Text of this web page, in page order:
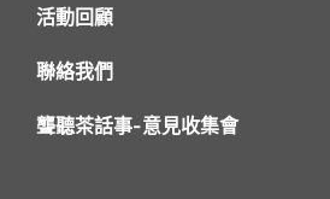
活動回顧
聯絡我們
聾聽茶話事-意見收集會